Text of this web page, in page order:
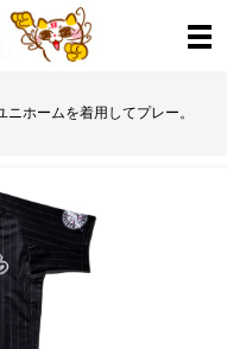
ホームを着用してプレー。